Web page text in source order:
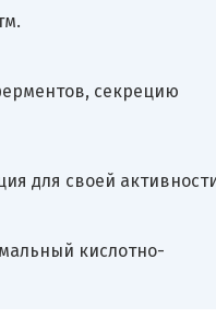
секрецию
для своей
кислотно-